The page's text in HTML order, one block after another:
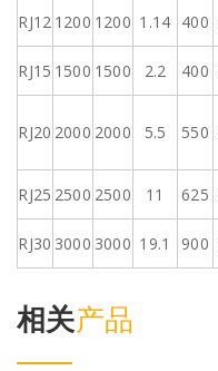
RJ12 1200 1200 1.14 400
RJ15 1500 1500 2.2 400
RJ20 2000 2000 5.5 550
RJ25 2500 2500 11 625
RJ30 3000 3000 19.1 900
相关产品